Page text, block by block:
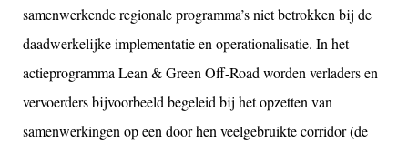
samenwerkende regionale programma’s niet betrokken bij de
daadwerkelijke implementatie en operationalisatie. In het
actieprogramma Lean & Green Off-Road worden verladers en
vervoerders bijvoorbeeld begeleid bij het opzetten van
samenwerkingen op een door hen veelgebruikte corridor (de